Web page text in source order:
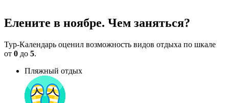
Елените в ноябре. Чем заняться?
Тур-Календарь оценил возможность видов отдыха по шкале
от 0 до 5.
Пляжный отдых